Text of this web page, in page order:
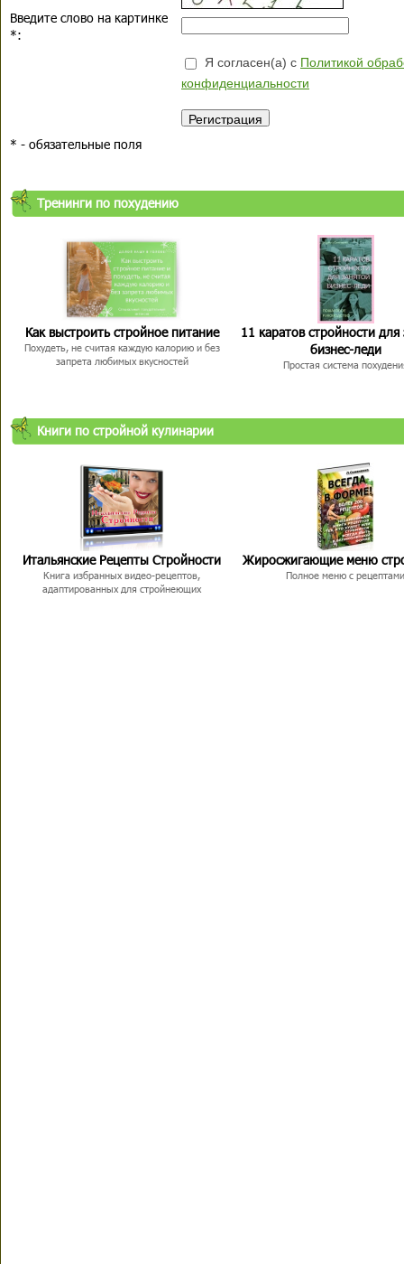
Введите слово на картинке
*:
Я согласен(а) с Политикой
конфиденциальности
* - обязательные поля
Тренинги по похудению
Как выстроить стройное питание
Похудеть, не считая каждую калорию и без
запрета любимых вкусностей
11 каратов стройности для
бизнес-леди
Простая система
Книги по стройной кулинарии
Итальянские Рецепты Стройности
Книга избранных видео-рецептов,
адаптированных для стройнеющих
Жиросжигающие меню
Полное меню с рецептами